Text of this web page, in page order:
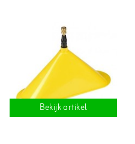
Bekijk artikel